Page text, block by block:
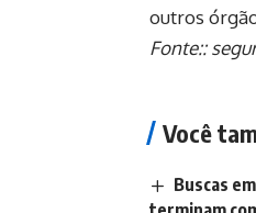
outros
Fonte::
Você
Buscas